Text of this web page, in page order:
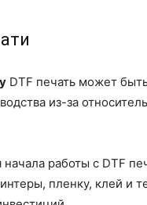
DTF печать может
из-за
начала работы с DTF
пленку, клей и